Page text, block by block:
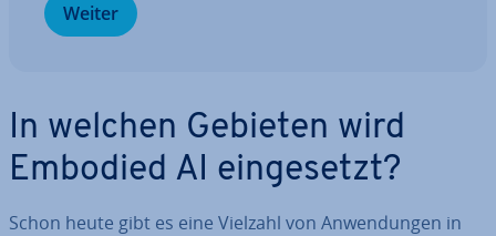
Weiter
In welchen Gebieten wird
Embodied AI ein­ge­setzt?
Schon heute gibt es eine Vielzahl von An­wen­dun­gen in